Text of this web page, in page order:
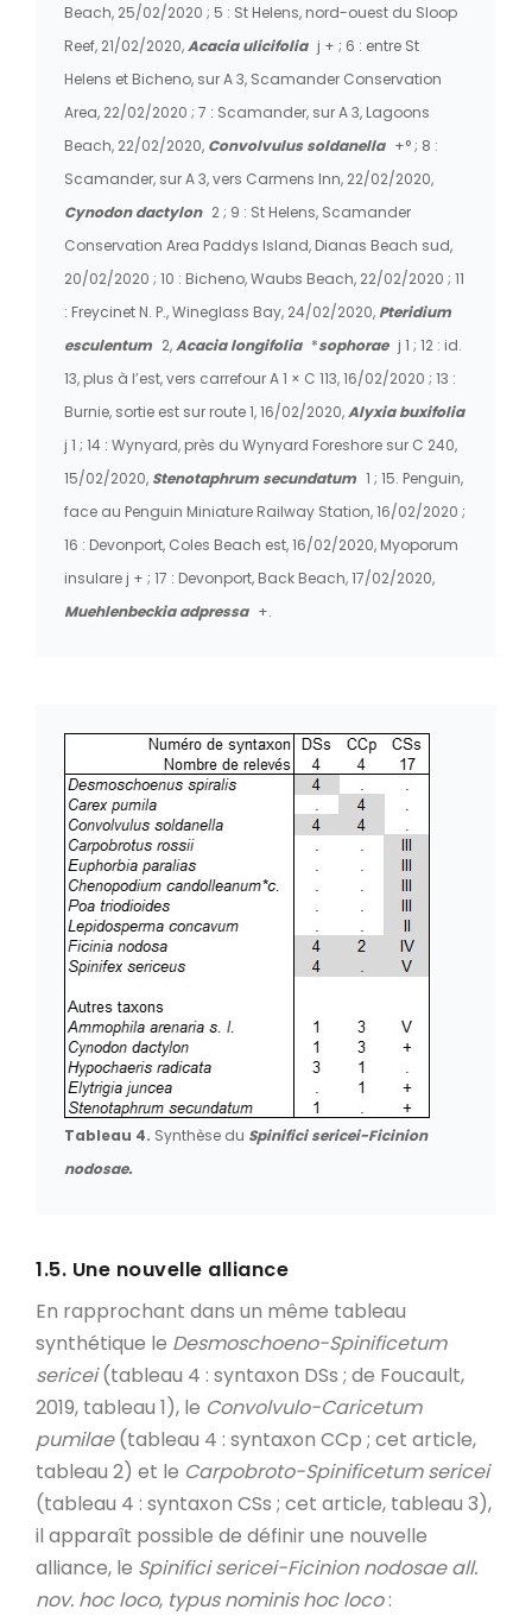
Beach, 25/02/2020 ; 5 : St Helens, nord-ouest du Sloop
Reef, 21/02/2020,Acacia ulicifolia j + ; 6 : entre St
Helens et Bicheno, sur A 3, Scamander Conservation
Area, 22/02/2020 ; 7 : Scamander, sur A 3, Lagoons
Beach, 22/02/2020, Convolvulus soldanella +° ; 8 :
Scamander, sur A 3, vers Carmens Inn, 22/02/2020,
Cynodon dactylon 2 ; 9 : St Helens, Scamander
Conservation Area Paddys Island, Dianas Beach sud,
20/02/2020 ; 10 : Bicheno, Waubs Beach, 22/02/2020 ; 11
: Freycinet N. P., Wineglass Bay, 24/02/2020, Pteridium
esculentum 2,Acacia longifolia *sophorae j 1 ; 12 : id.
13, plus à l’est, vers carrefour A 1 × C 113, 16/02/2020 ; 13 :
Burnie, sortie est sur route 1, 16/02/2020,Alyxia buxifolia
j 1 ; 14 : Wynyard, près du Wynyard Foreshore sur C 240,
15/02/2020, Stenotaphrum secundatum 1 ; 15. Penguin,
face au Penguin Miniature Railway Station, 16/02/2020 ;
16 : Devonport, Coles Beach est, 16/02/2020, Myoporum
insulare j + ; 17 : Devonport, Back Beach, 17/02/2020,
Muehlenbeckia adpressa +.
Tableau 4. Synthèse du Spinifici sericei-Ficinion
nodosae.
1.5. Une nouvelle alliance
En rapprochant dans un même tableau
synthétique le Desmoschoeno-Spinificetum
sericei(tableau 4 : syntaxon DSs ; de Foucault,
2019, tableau 1), le Convolvulo-Caricetum
pumilae(tableau 4 : syntaxon CCp ; cet article,
tableau 2) et le Carpobroto-Spinificetum sericei
(tableau 4 : syntaxon CSs ; cet article, tableau 3),
il apparaît possible de définir une nouvelle
alliance, le Spinifici sericei-Ficinion nodosae all.
nov. hoc loco, typus nominis hoc loco: